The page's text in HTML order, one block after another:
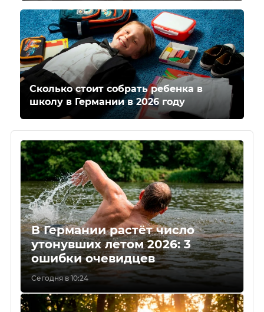
Сколько стоит собрать ребенка в
школу в Германии в 2026 году
В Германии растёт число
утонувших летом 2026: 3
ошибки очевидцев
Сегодня в 10:24